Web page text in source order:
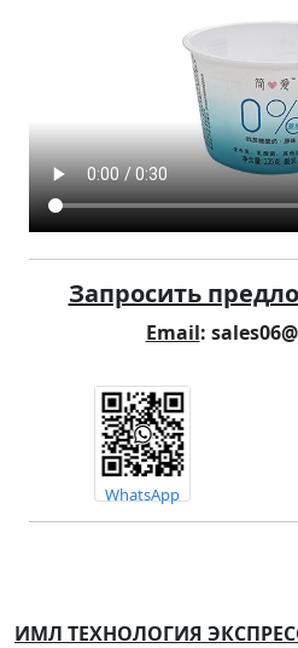
Запросить
Email:
WhatsApp
ИМЛ ТЕХНОЛОГИЯ